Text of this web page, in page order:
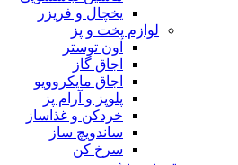
یخچال و فریزر
لوازم پخت و پز
آون توستر
اجاق گاز
اجاق مایکروویو
پلوپز و آرام پز
خردکن و غذاساز
ساندویچ ساز
سرخ کن